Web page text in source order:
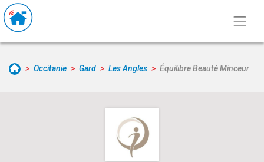
Occitanie Gard Les Angles Équilibre Beauté Minceur